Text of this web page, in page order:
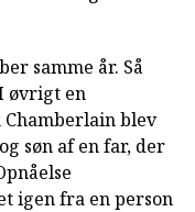
samme år. Så
øvrigt en
blev
søn af en far, der
igen fra en person